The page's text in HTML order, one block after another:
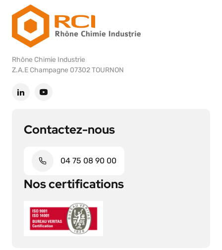
Rhône Chimie Industrie
Z.A.E Champagne 07302 TOURNON
Contactez-nous
04 75 08 90 00
Nos certifications